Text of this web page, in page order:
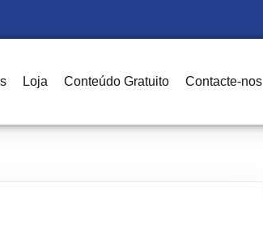
Loja Conteúdo Gratuito Contacte-nos